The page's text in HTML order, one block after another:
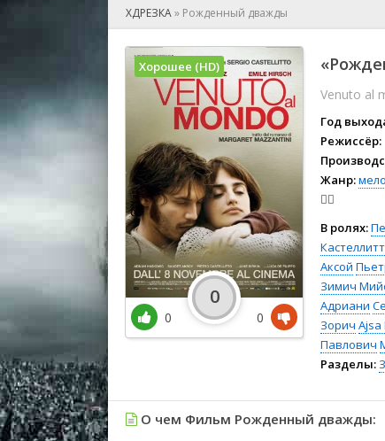
🕺
👨‍💻
🎤 Ток-
🧙‍♀️
🏅
ХДРЕЗКА» Рожденный дважды
Venuto al
Год
Режиссёр:
Жанр:
👨‍✈️
В ролях:
Аксой
Зимич
Адриани
Зорич Ajsa
Павлович
Разделы:
Хорошее (HD)
0
0
0
О чем Фильм Рожденный дважды: